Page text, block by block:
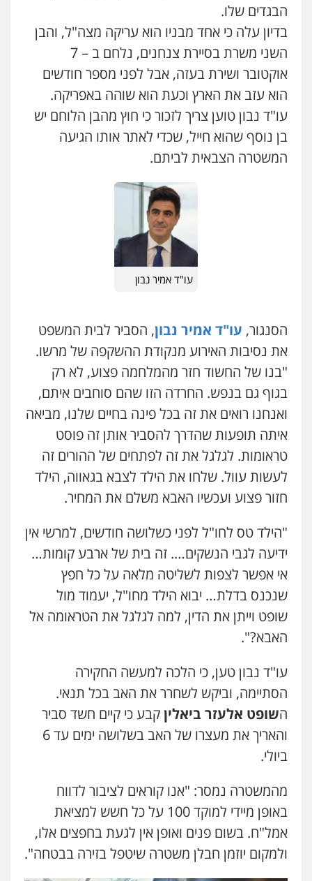
הבגדים שלו.
בדיון עלה כי אחד מבניו הוא עריקה מצה"ל, והבן
השני משרת בסיירת צנחנים, נלחם ב – 7
אוקטובר ושירת בעזה, אבל לפני מספר חודשים
הוא עזב את הארץ וכעת הוא שוהה באפריקה.
עו"ד נבון טוען צריך לזכור כי חוץ מהבן הלוחם יש
בן נוסף שהוא חייל, שכדי לאתר אותו הגיעה
המשטרה הצבאית לביתם.
עו"ד אמיר נבון
הסנגור, עו"ד אמיר נבון, הסביר לבית המשפט
את נסיבות האירוע מנקודת ההשקפה של מרשו.
"בנו של החשוד חזר מהמלחמה פצוע, לא רק
בגוף גם בנפש. החרדה הזו שהם סוחבים איתם,
ואנחנו רואים את זה בכל פינה בחיים שלנו, מביאה
איתה תופעות שהדרך להסביר אותן זה פוסט
טראומות. לגלגל את זה לפתחים של ההורים זה
לעשות עוול. שלחו את הילד לצבא בגאווה, הילד
חזור פצוע ועכשיו האבא משלם את המחיר.
"הילד טס לחו"ל לפני כשלושה חודשים, למרשי אין
ידיעה לגבי הנשקים…. זה בית של ארבע קומות…
אי אפשר לצפות לשליטה מלאה על כל חפץ
שנכנס בדלת… יבוא הילד מחו"ל, יעמוד מול
שופט וייתן את הדין, למה לגלגל את הטראומה אל
האבא?".
עו"ד נבון טען, כי הלכה למעשה החקירה
הסתיימה, וביקש לשחרר את האב בכל תנאי.
השופט אלעזר ביאליןקבע כי קיים חשד סביר
והאריך את מעצרו של האב בשלושה ימים עד 6
ביולי.
מהמשטרה נמסר: "אנו קוראים לציבור לדווח
באופן מיידי למוקד 100 על כל חשש למציאת
אמל"ח. בשום פנים ואופן אין לגעת בחפצים אלו,
ולמקום יוזמן חבלן משטרה שיטפל בזירה בבטחה".